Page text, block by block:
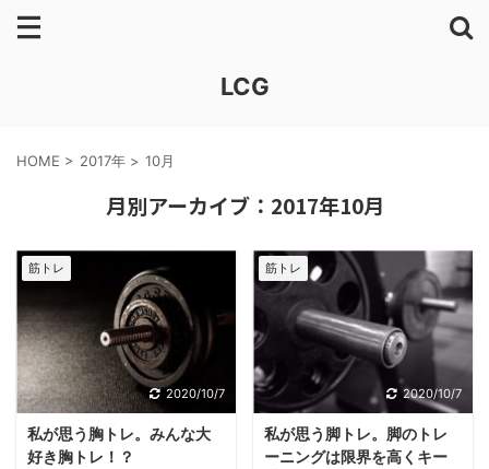
LCG
HOME > 2017年 > 10月
月別アーカイブ：2017年10月
筋トレ
2020/10/7
私が思う胸トレ。みんな大
好き胸トレ！？
筋トレ
2020/10/7
私が思う脚トレ。脚のトレ
ーニングは限界を高くキー